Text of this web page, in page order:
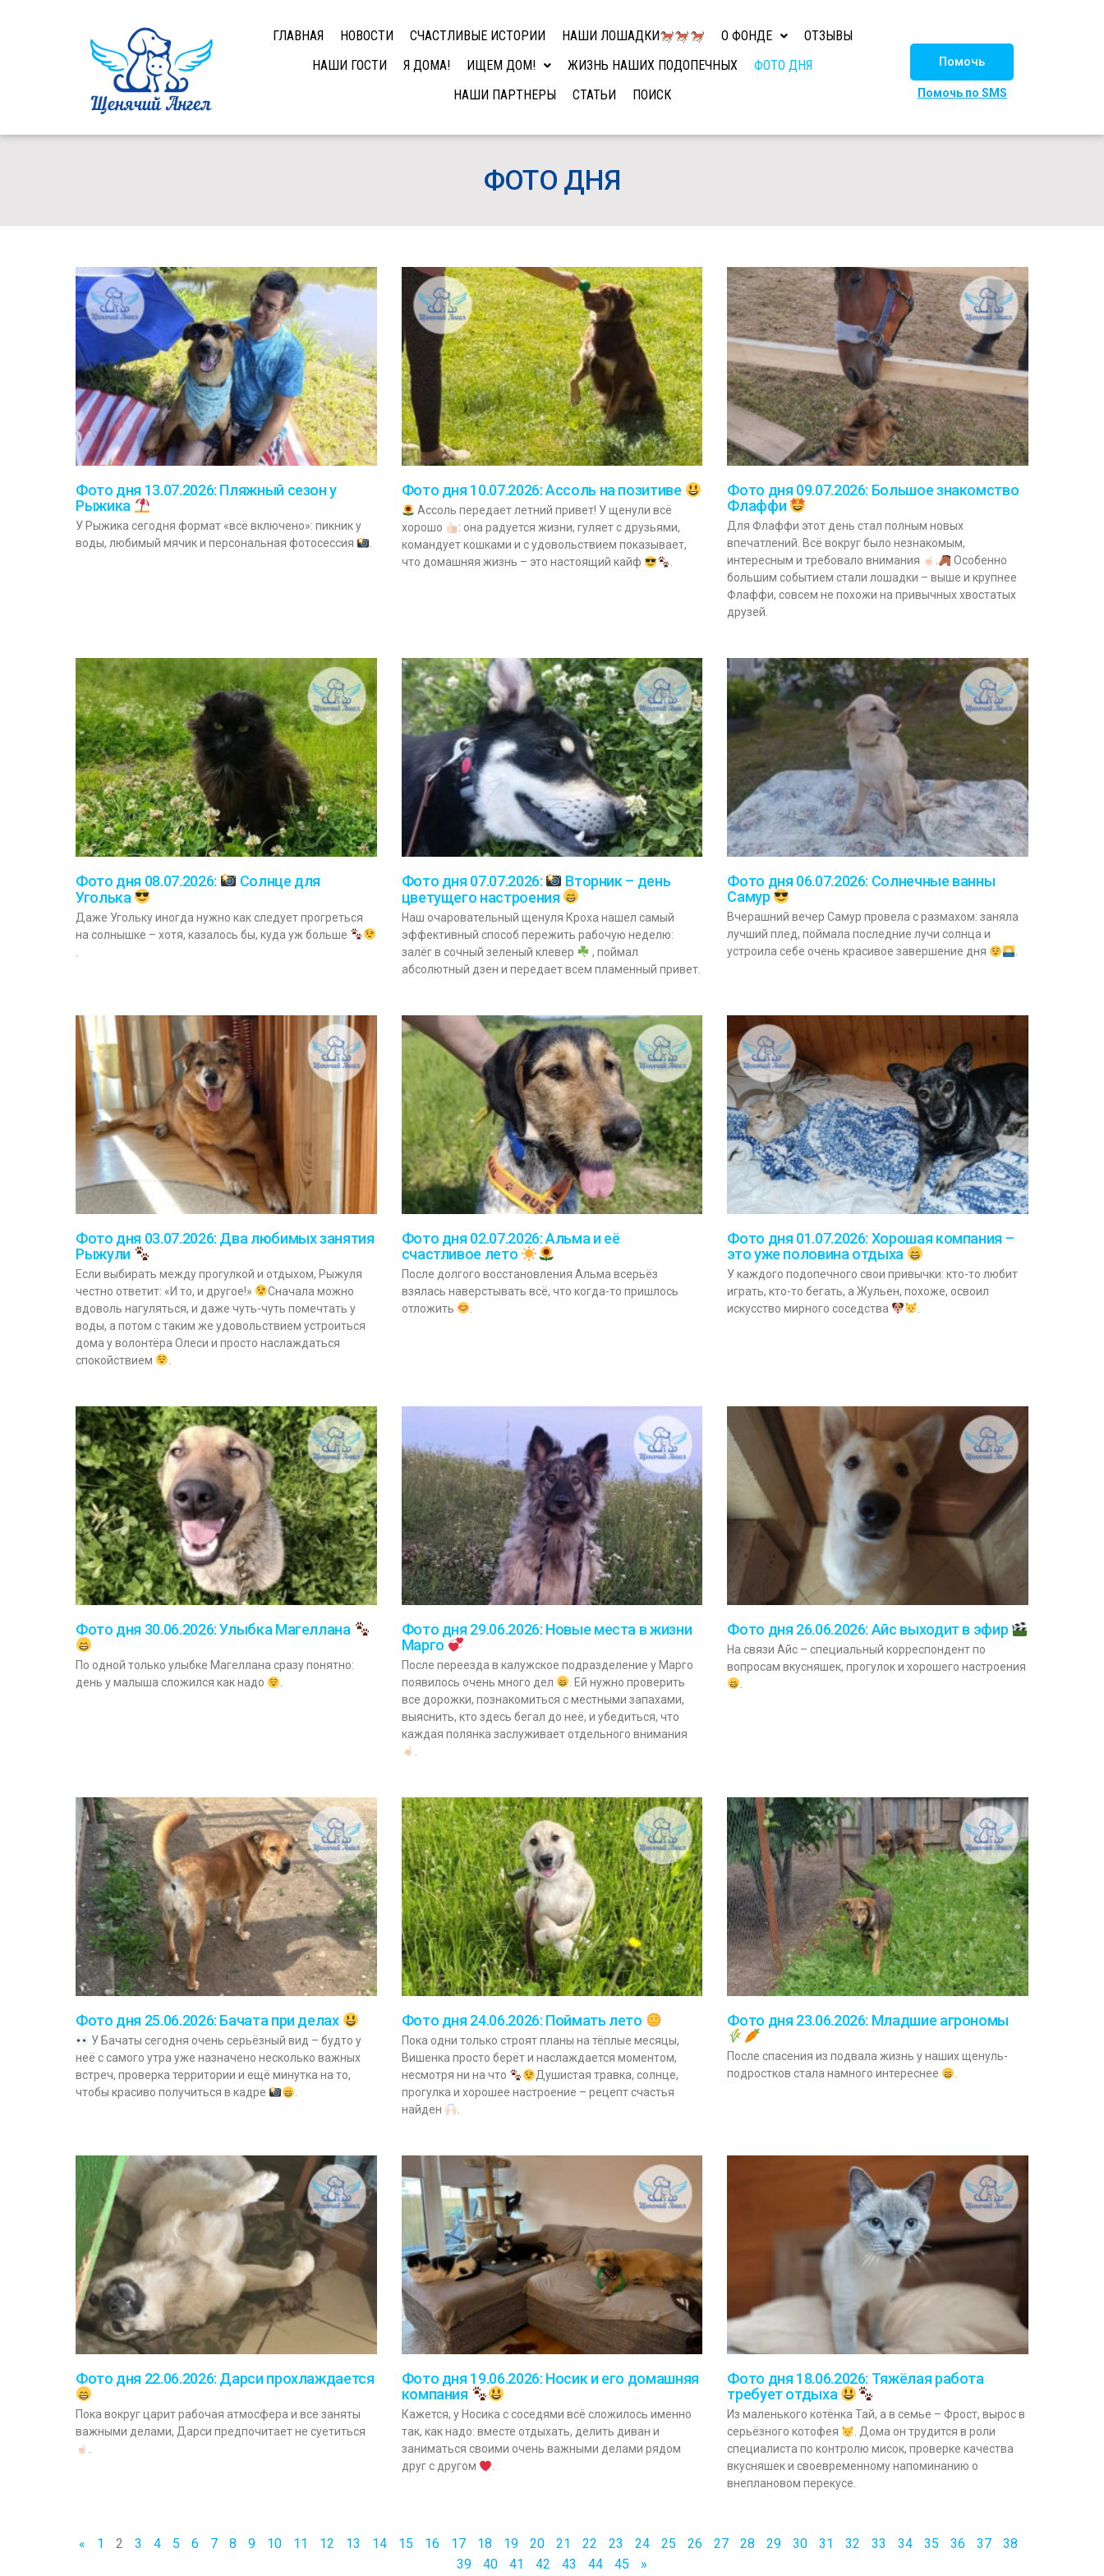
ГЛАВНАЯ НОВОСТИ СЧАСТЛИВЫЕ ИСТОРИИ НАШИ ЛОШАДКИ О ФОНДЕ
ОТЗЫВЫ
НАШИ ГОСТИ
Я ДОМА! ИЩЕМ ДОМ! ЖИЗНЬ НАШИХ ПОДОПЕЧНЫХ
ФОТО ДНЯ
НАШИ ПАРТНЕРЫ
СТАТЬИ ПОИСК
Помочь
Помочь по SMS
ФОТО ДНЯ
Фото дня 13.07.2026: Пляжный сезон у
Рыжика
У Рыжика сегодня формат «всё включено»: пикник у
воды, любимый мячик и персональная фотосессия
Фото дня 10.07.2026: Ассоль на позитиве
Ассоль передает летний привет! У щенули всё
хорошо
: она радуется жизни, гуляет с друзьями,
командует кошками и с удовольствием показывает,
что домашняя жизнь – это настоящий кайф
Фото дня 09.07.2026: Большое знакомство
Флаффи
Для Флаффи этот день стал полным новых
впечатлений. Всё вокруг было незнакомым,
интересным и требовало внимания
Особенно
большим событием стали лошадки – выше и крупнее
Флаффи, совсем не похожи на привычных хвостатых
друзей.
Фото дня 08.07.2026:
Солнце для
Уголька
Даже Угольку иногда нужно как следует прогреться
на солнышке – хотя, казалось бы, куда уж больше
Фото дня 07.07.2026:
Вторник – день
цветущего настроения
Наш очаровательный щенуля Кроха нашел самый
эффективный способ пережить рабочую неделю:
залёг в сочный зеленый клевер
, поймал
абсолютный дзен и передает всем пламенный привет.
Фото дня 06.07.2026: Солнечные ванны
Самур
Вчерашний вечер Самур провела с размахом: заняла
лучший плед, поймала последние лучи солнца и
устроила себе очень красивое завершение дня
.
Фото дня 03.07.2026: Два любимых занятия
Рыжули
Если выбирать между прогулкой и отдыхом, Рыжуля
честно ответит: «И то, и другое!»
Сначала можно
вдоволь нагуляться, и даже чуть-чуть помечтать у
воды, а потом с таким же удовольствием устроиться
дома у волонтёра Олеси и просто наслаждаться
спокойствием
Фото дня 02.07.2026: Альма и её
счастливое лето
После долгого восстановления Альма всерьёз
взялась наверстывать всё, что когда-то пришлось
отложить
Фото дня 01.07.2026: Хорошая компания –
это уже половина отдыха
У каждого подопечного свои привычки: кто-то любит
играть, кто-то бегать, а Жульен, похоже, освоил
искусство мирного соседства
Фото дня 30.06.2026: Улыбка Магеллана
По одной только улыбке Магеллана сразу понятно:
день у малыша сложился как надо
Фото дня 29.06.2026: Новые места в жизни
Марго
После переезда в калужское подразделение у Марго
появилось очень много дел
. Ей нужно проверить
все дорожки, познакомиться с местными запахами,
выяснить, кто здесь бегал до неё, и убедиться, что
каждая полянка заслуживает отдельного внимания
Фото дня 26.06.2026: Айс выходит в эфир
На связи Айс – специальный корреспондент по
вопросам вкусняшек, прогулок и хорошего настроения
Фото дня 25.06.2026: Бачата при делах
У Бачаты сегодня очень серьёзный вид – будто у
неё с самого утра уже назначено несколько важных
встреч, проверка территории и ещё минутка на то,
чтобы красиво получиться в кадре
Фото дня 24.06.2026: Поймать лето
Пока одни только строят планы на тёплые месяцы,
Вишенка просто берёт и наслаждается моментом,
несмотря ни на что
Душистая травка, солнце,
прогулка и хорошее настроение – рецепт счастья
найден
Фото дня 23.06.2026: Младшие агрономы
После спасения из подвала жизнь у наших щенуль-
подростков стала намного интереснее
Фото дня 22.06.2026: Дарси прохлаждается
Пока вокруг царит рабочая атмосфера и все заняты
важными делами, Дарси предпочитает не суетиться
.
Фото дня 19.06.2026: Носик и его домашняя
компания
Кажется, у Носика с соседями всё сложилось именно
так, как надо: вместе отдыхать, делить диван и
заниматься своими очень важными делами рядом
друг с другом
.
Фото дня 18.06.2026: Тяжёлая работа
требует отдыха
Из маленького котёнка Тай, а в семье – Фрост, вырос в
серьёзного котофея
. Дома он трудится в роли
специалиста по контролю мисок, проверке качества
вкусняшек и своевременному напоминанию о
внеплановом перекусе.
« 1 2 3 4 5 6 7 8 9 10 11 12 13 14 15 16 17 18 19 20 21 22 23 24 25 26 27 28 29 30 31 32 33 34 35 36 37
38
39
40 41 42 43 44 45 »